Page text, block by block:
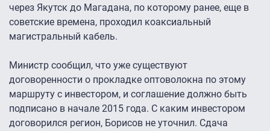
через Якутск до Магадана, по которому ранее, еще в
советские времена, проходил коаксиальный
магистральный кабель.
Министр сообщил, что уже существуют
договоренности о прокладке оптоволокна по этому
маршруту с инвестором, и соглашение должно быть
подписано в начале 2015 года. С каким инвестором
договорился регион, Борисов не уточнил. Сдача